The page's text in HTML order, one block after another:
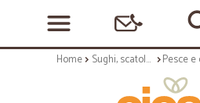
Home Sughi, scatolame e condimenti